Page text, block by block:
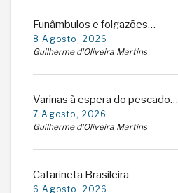
Funâmbulos e folgazões…
8 Agosto, 2026
Guilherme d'Oliveira Martins
Varinas à espera do pescado…
7 Agosto, 2026
Guilherme d'Oliveira Martins
Catarineta Brasileira
6 Agosto, 2026